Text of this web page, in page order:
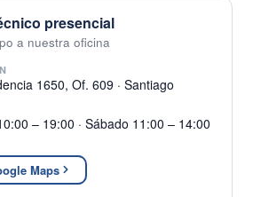
presencial
a nuestra oficina
1650, Of. 609 · Santiago
– 19:00 · Sábado 11:00 – 14:00
Maps